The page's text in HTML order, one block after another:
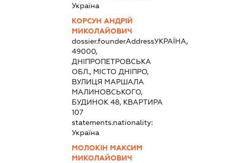
Україна
КОРСУН АНДРІЙ
МИКОЛАЙОВИЧ
dossier.founderAddressУКРАЇНА,
49000,
ДНІПРОПЕТРОВСЬКА
ОБЛ., МІСТО ДНІПРО,
ВУЛИЦЯ МАРШАЛА
МАЛИНОВСЬКОГО,
БУДИНОК 48, КВАРТИРА
107
statements.nationality:
Україна
МОЛОКІН МАКСИМ
МИКОЛАЙОВИЧ